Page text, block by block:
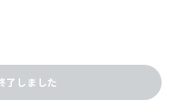
了しました